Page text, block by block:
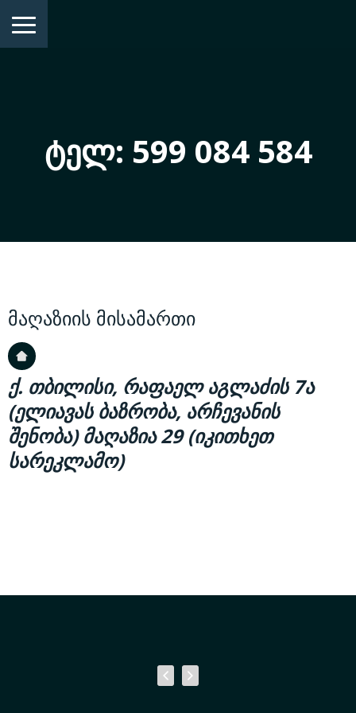
ᲢᲔᲚ: 599 084 584
მაღაზიის მისამართი
ქ. თბილისი, რაფაელ აგლაძის 7ა
(ელიავას ბაზრობა, არჩევანის
შენობა) მაღაზია 29 (იკითხეთ
სარეკლამო)
 